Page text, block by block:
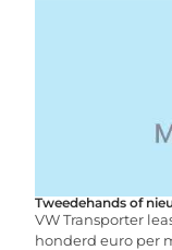
Tweedehands of
VW Transporter
honderd euro per